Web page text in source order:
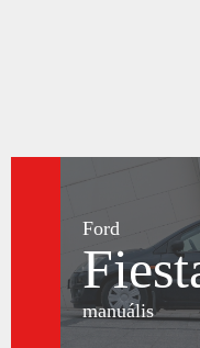
Ford
manuális